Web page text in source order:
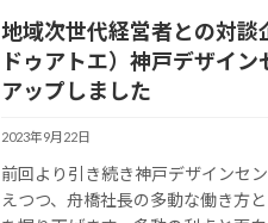
地域次世代経営者との対
ドゥアトエ）神戸デザイ
アップしました
2023年9月22日
前回より引き続き神戸デザインセ
えつつ、舟橋社長の多動な働き方